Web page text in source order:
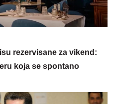
rezervisane za vikend:
koja se spontano